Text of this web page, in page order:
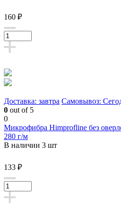
160 ₽
Доставка: завтра Самовывоз:
0 out of 5
0
Микрофибра Himprofline без
280 г/м
В наличии 3 шт
133 ₽